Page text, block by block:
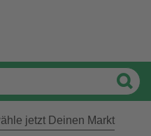
jetzt Deinen Markt